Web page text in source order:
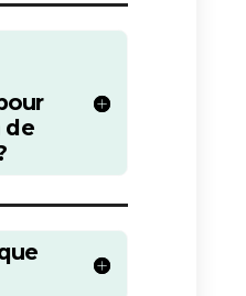
vous avez
votre compte
dans les paramètres
cliquer sur le